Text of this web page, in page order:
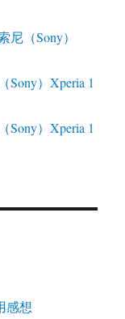
（Sony）
）Xperia 1
）Xperia 1
感想